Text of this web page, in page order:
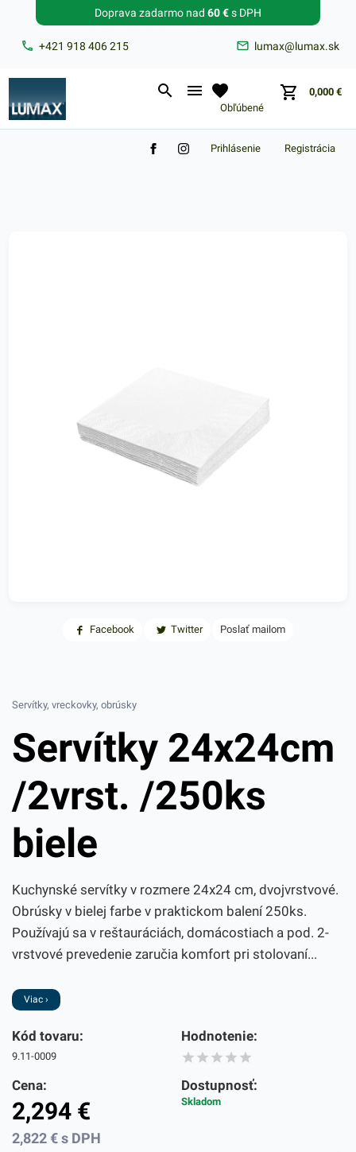
+421 918 406 215 lumax@lumax.sk
Doprava zadarmo nad 60 €s DPH
Obľúbené
0,000 €
Zabudnuté heslo?
Registrácia
Prihlásenie
Facebook Twitter Poslať mailom
Servítky, vreckovky, obrúsky
Servítky 24x24cm
/2vrst. /250ks
biele
Kuchynské servítky v rozmere 24x24 cm, dvojvrstvové.
Obrúsky v bielej farbe v praktickom balení 250ks.
Používajú sa v reštauráciách, domácostiach a pod. 2-
vrstvové prevedenie zaručia komfort pri stolovaní...
Viac ›
Kód tovaru:
9.11-0009
Hodnotenie:
Cena:
2,294 €
2,822€ s DPH
Dostupnosť:
Skladom